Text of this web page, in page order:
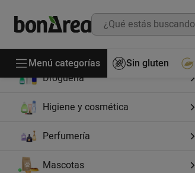
Menú categorías Sin gluten
Cocinados
Bebidas
Droguería
Higiene y cosmética
Perfumería
Mascotas